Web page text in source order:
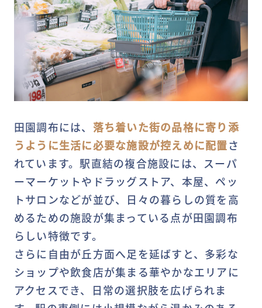
田園調布には、 落ち着いた街の品格に寄り添
うように生活に必要な施設が控えめに配置さ
れています。駅直結の複合施設には、スーパ
ーマーケットやドラッグストア、本屋、ペッ
トサロンなどが並び、日々の暮らしの質を高
めるための施設が集まっている点が田園調布
らしい特徴です。
さらに自由が丘方面へ足を延ばすと、多彩な
ショップや飲食店が集まる華やかなエリアに
アクセスでき、日常の選択肢を広げられま